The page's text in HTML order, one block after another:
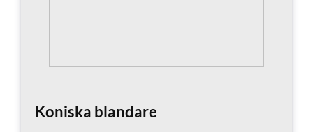
Koniska blandare